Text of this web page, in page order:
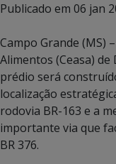
Publicado em 06 jan
Campo Grande (MS)
Alimentos (Ceasa)
prédio será
localização
rodovia BR-163 e a
importante via que
BR 376.